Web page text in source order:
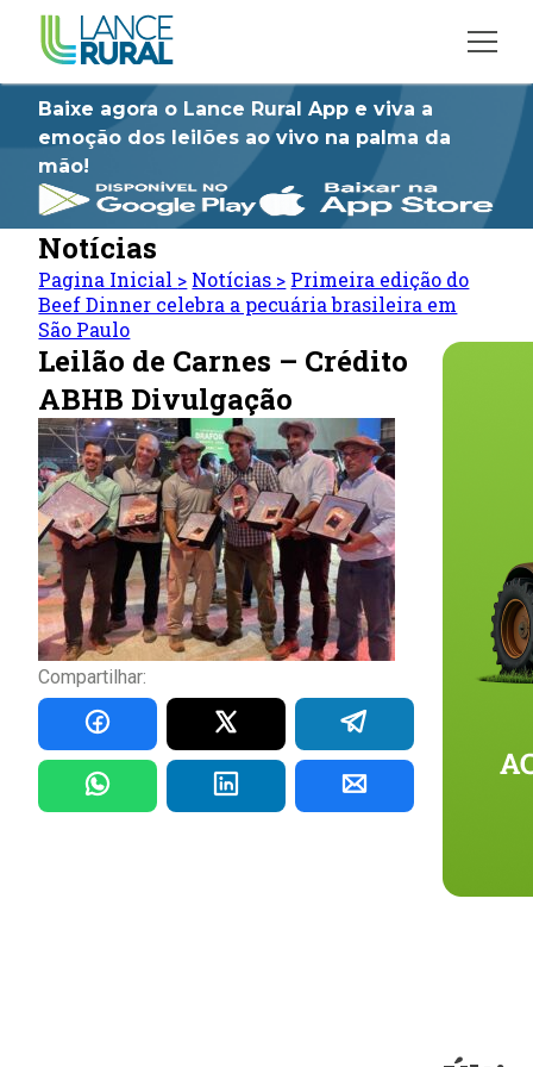
Baixe agora o Lance Rural App e viva a
emoção dos leilões ao vivo na palma da
mão!
Notícias
Pagina Inicial > Notícias > Primeira edição do
Beef Dinner celebra a pecuária brasileira em
São Paulo
Leilão de Carnes – Crédito
ABHB Divulgação
Compartilhar: